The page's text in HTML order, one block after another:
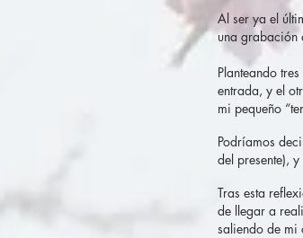
Al ser ya el
una grabación
Planteando
entrada, y el
mi pequeño
Podríamos
del presente),
Tras esta
de llegar a
saliendo de mi